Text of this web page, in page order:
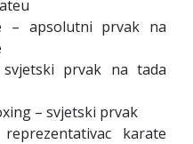
– apsolutni prvak na
prvak na tada
– svjetski prvak
karate